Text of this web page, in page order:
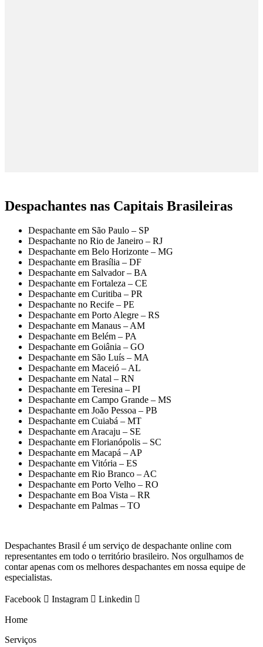
Despachantes nas Capitais Brasileiras
Despachante em São Paulo – SP
Despachante no Rio de Janeiro – RJ
Despachante em Belo Horizonte – MG
Despachante em Brasília – DF
Despachante em Salvador – BA
Despachante em Fortaleza – CE
Despachante em Curitiba – PR
Despachante no Recife – PE
Despachante em Porto Alegre – RS
Despachante em Manaus – AM
Despachante em Belém – PA
Despachante em Goiânia – GO
Despachante em São Luís – MA
Despachante em Maceió – AL
Despachante em Natal – RN
Despachante em Teresina – PI
Despachante em Campo Grande – MS
Despachante em João Pessoa – PB
Despachante em Cuiabá – MT
Despachante em Aracaju – SE
Despachante em Florianópolis – SC
Despachante em Macapá – AP
Despachante em Vitória – ES
Despachante em Rio Branco – AC
Despachante em Porto Velho – RO
Despachante em Boa Vista – RR
Despachante em Palmas – TO
Despachantes Brasil é um serviço de despachante online com
representantes em todo o território brasileiro. Nos orgulhamos de
contar apenas com os melhores despachantes em nossa equipe de
especialistas.
Facebook Instagram Linkedin
Home
Serviços